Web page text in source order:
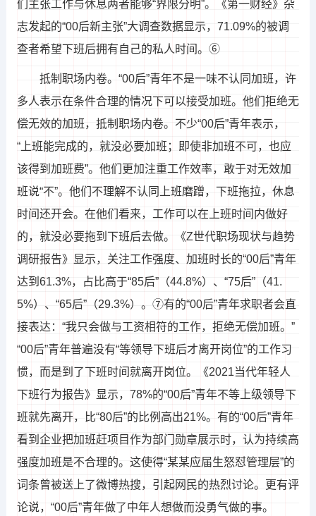
们主张工作与休息两者能够“界限分明”。《第一财经》杂
志发起的“00后新主张”大调查数据显示，71.09%的被调
查者希望下班后拥有自己的私人时间。⑥
抵制职场内卷。“00后”青年不是一味不认同加班，许
多人表示在条件合理的情况下可以接受加班。他们拒绝无
偿无效的加班，抵制职场内卷。不少“00后”青年表示，
“上班能完成的，就没必要加班；即使非加班不可，也应
该得到加班费”。他们更加注重工作效率，敢于对无效加
班说“不”。他们不理解不认同上班磨蹭，下班拖拉，休息
时间还开会。在他们看来，工作可以在上班时间内做好
的，就没必要拖到下班后去做。《Z世代职场现状与趋势
调研报告》显示，关注工作强度、加班时长的“00后”青年
达到61.3%，占比高于“85后”（44.8%）、“75后”（41.
5%）、“65后”（29.3%）。⑦有的“00后”青年求职者会直
接表达：“我只会做与工资相符的工作，拒绝无偿加班。”
“00后”青年普遍没有“等领导下班后才离开岗位”的工作习
惯，而是到了下班时间就离开岗位。《2021当代年轻人
下班行为报告》显示，78%的“00后”青年不等上级领导下
班就先离开，比“80后”的比例高出21%。有的“00后”青年
看到企业把加班赶项目作为部门勋章展示时，认为持续高
强度加班是不合理的。这使得“某某应届生怒怼管理层”的
词条曾被送上了微博热搜，引起网民的热烈讨论。更有评
论说，“00后”青年做了中年人想做而没勇气做的事。